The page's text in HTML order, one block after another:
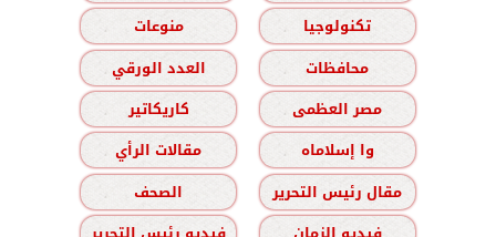
تكنولوجيا
منوعات
محافظات
العدد الورقي
مصر العظمى
كاريكاتير
وا إسلاماه
مقالات الرأي
مقال رئيس التحرير
الصحف